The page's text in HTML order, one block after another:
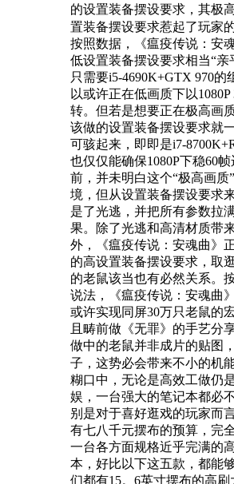
的设置装备摆设要求，其极
置装备摆设要求惹起了玩家的
按照数据，《瘟疫传说：安
低设置装备摆设要求相当“亲
只需要i5-4690K+GTX 970的
以或许正在低画质下以1080P
转。但若是想要正在极高画
该做的设置装备摆设要求就
可骇起来，即即是i7-
也仅仅能确保1080P下稳60帧
前，并未明白这个“极高画质
境，但从设置装备摆设要求
是了光逃，并把所有参数拉
果。除了光逃和高清材质带
外，《瘟疫传说：安魂曲》
的高设置装备摆设要求，取
的老鼠该当也有必然关系。
说法，《瘟疫传说：安魂曲
或许实现同屏30万只老鼠的
且畴前做《无罪》的手艺分
做中的老鼠并非成片的贴图
子，这势必会带来不小的机能
糊口中，无论是高效工做仍
娱，一台强大的笔记本都必
别是对于喜好逛戏的玩家而
有七八千元摆布的预算，完
一台各方面规格近乎完满的
本，好比以下这五款，都能
们都有15。6英寸摆布的高刷